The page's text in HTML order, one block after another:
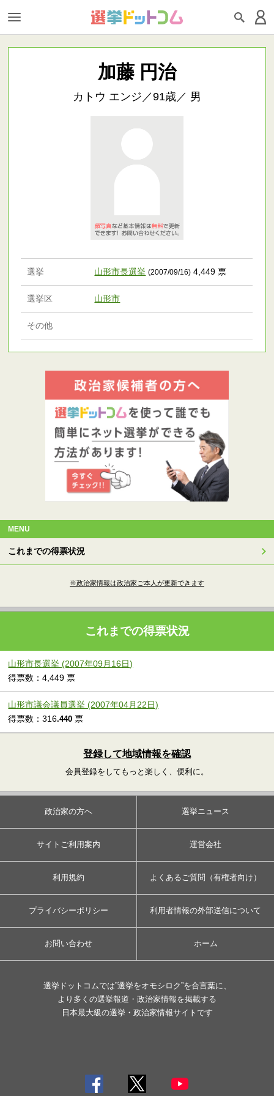
加藤 円治
カトウ エンジ／91歳／ 男
選挙 山形市長選挙 (2007/09/16) 4,449 票
選挙区 山形市
その他
MENU
これまでの得票状況
※政治家情報は政治家ご本人が更新できます
これまでの得票状況
山形市長選挙 (2007年09月16日)
得票数：4,449 票
山形市議会議員選挙 (2007年04月22日)
得票数：316.440 票
登録して地域情報を確認
会員登録をしてもっと楽しく、便利に。
政治家の方へ 選挙ニュース
サイトご利用案内 運営会社
利用規約 よくあるご質問（有権者向け）
プライバシーポリシー 利用者情報の外部送信について
お問い合わせ ホーム
選挙ドットコムでは”選挙をオモシロク”を合言葉に、
より多くの選挙報道・政治家情報を掲載する
日本最大級の選挙・政治家情報サイトです